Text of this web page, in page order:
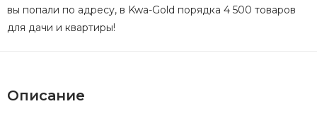
вы попали по адресу, в Kwa-Gold порядка 4 500 товаров
для дачи и квартиры!
Описание